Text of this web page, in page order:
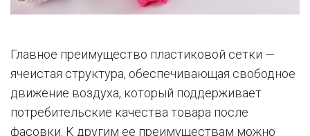
Главное преимущество пластиковой сетки —
ячеистая структура, обеспечивающая свободное
движение воздуха, который поддерживает
потребительские качества товара после
фасовки. К другим ее преимуществам можно